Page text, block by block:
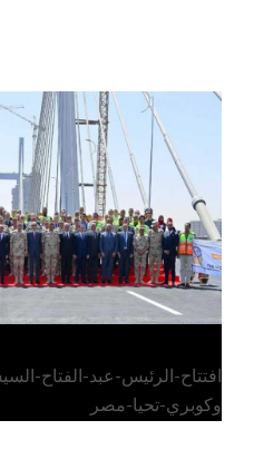
الرئيس عبد الفتاح
وكوبري
افتتاح-الرئيس-عبد-الفتاح-
وكوبري-تحيا-مصر